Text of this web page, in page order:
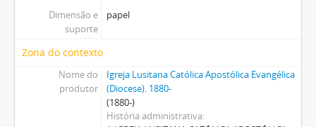
Dimensão e
suporte
papel
Zona do contexto
Nome do
produtor
Igreja Lusitana Católica Apostólica Evangélica
(Diocese). 1880-
(1880-)
História administrativa